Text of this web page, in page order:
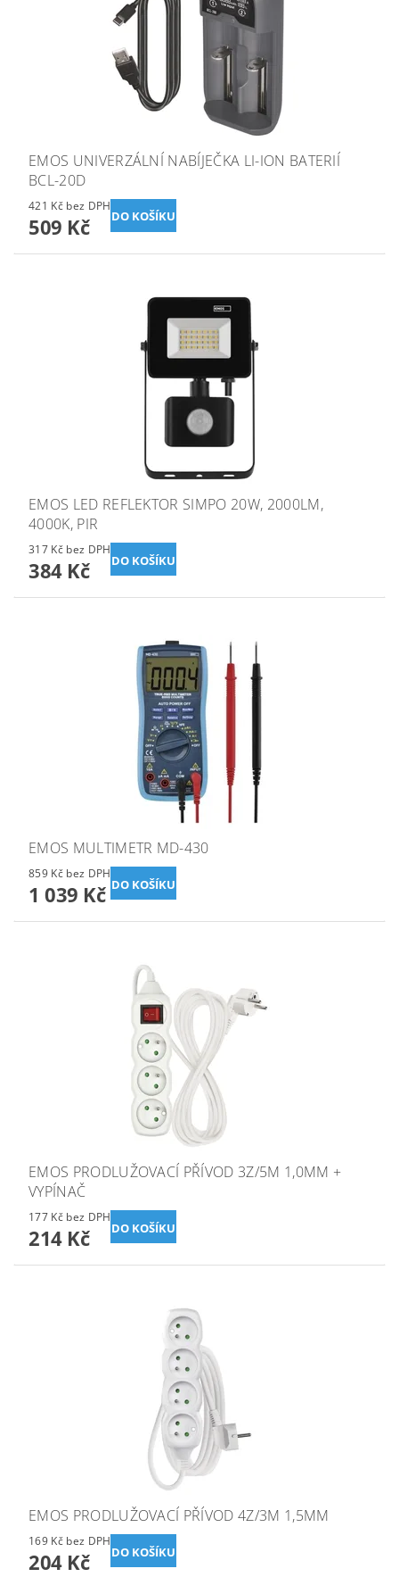
EMOS UNIVERZÁLNÍ NABÍJEČKA LI-ION BATERIÍ
BCL-20D
421 Kč bez DPH
509 Kč
EMOS LED REFLEKTOR SIMPO 20W, 2000LM,
4000K, PIR
317 Kč bez DPH
384 Kč
EMOS MULTIMETR MD-430
859 Kč bez DPH
1 039 Kč
EMOS PRODLUŽOVACÍ PŘÍVOD 3Z/5M 1,0MM +
VYPÍNAČ
177 Kč bez DPH
214 Kč
EMOS PRODLUŽOVACÍ PŘÍVOD 4Z/3M 1,5MM
169 Kč bez DPH
204 Kč